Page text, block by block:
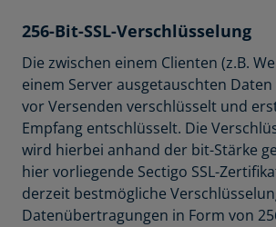
256-Bit-SSL-Verschlüsselung
Die zwischen einem Clienten (z.B.
einem Server ausgetauschten
vor Versenden verschlüsselt und
Empfang entschlüsselt. Die
wird hierbei anhand der bit-Stärke
hier vorliegende Sectigo SSL-
derzeit bestmögliche
Datenübertragungen in Form von